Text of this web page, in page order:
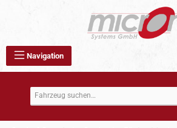
Navigation